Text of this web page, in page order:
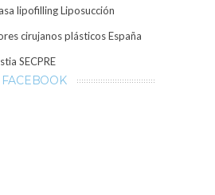
lipofillingLiposucción
cirujanos plásticos España
SECPRE